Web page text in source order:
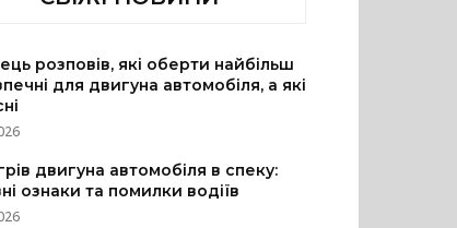
розповів, які оберти найбільш
для двигуна автомобіля, а які
двигуна автомобіля в спеку:
ознаки та помилки водіїв